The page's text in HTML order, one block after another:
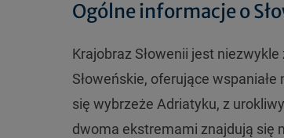
Ogólne informacje o
Krajobraz Słowenii jest
Słoweńskie, oferujące
się wybrzeże Adriatyku, z
dwoma ekstremami znajdują się